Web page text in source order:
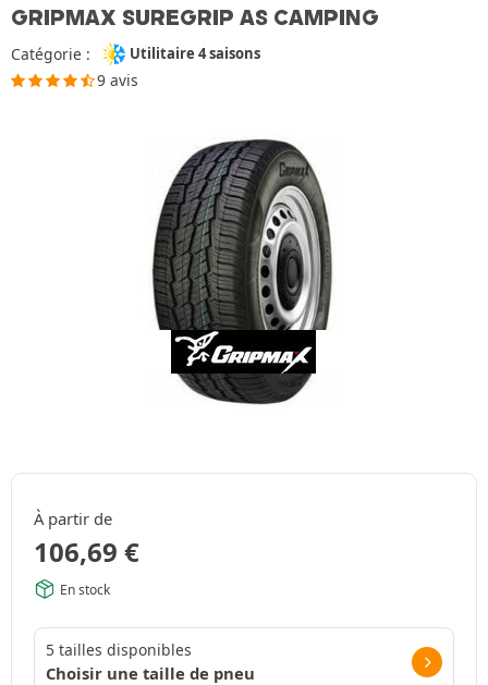
GRIPMAX SUREGRIP AS CAMPING
Catégorie : Utilitaire 4 saisons
9 avis
À partir de
106,69 €
En stock
5 tailles disponibles
Choisir une taille de pneu